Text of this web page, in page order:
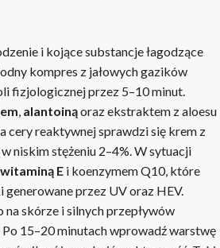
i kojące substancje łagodzące
kompres z jałowych gazików
fizjologicznej przez 5–10 minut.
, alantoinąoraz ekstraktem z aloesu
cery reaktywnej sprawdzi się krem z
w niskim stężeniu 2–4%. W sytuacji
witaminą E i koenzymem Q10, które
przez UV oraz HEV.
skórze i silnych przepływów
15–20 minutach wprowadź warstwę